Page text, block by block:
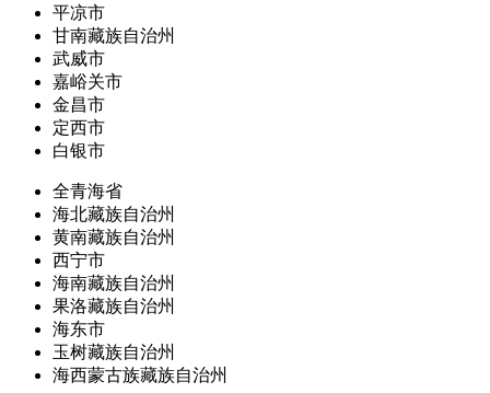
平凉市
甘南藏族自治州
武威市
嘉峪关市
金昌市
定西市
白银市
全青海省
海北藏族自治州
黄南藏族自治州
西宁市
海南藏族自治州
果洛藏族自治州
海东市
玉树藏族自治州
海西蒙古族藏族自治州